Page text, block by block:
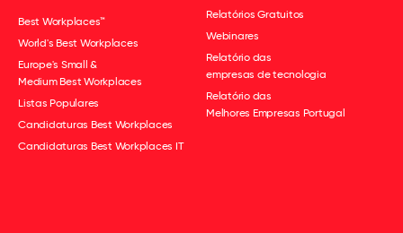
Best Workplaces™
World's Best Workplaces
Europe's Small &
Medium Best Workplaces
Listas Populares
Candidaturas Best Workplaces
Candidaturas Best Workplaces IT
Relatórios Gratuitos
Webinares
Relatório das
empresas de tecnologia
Relatório das
Melhores Empresas Portugal